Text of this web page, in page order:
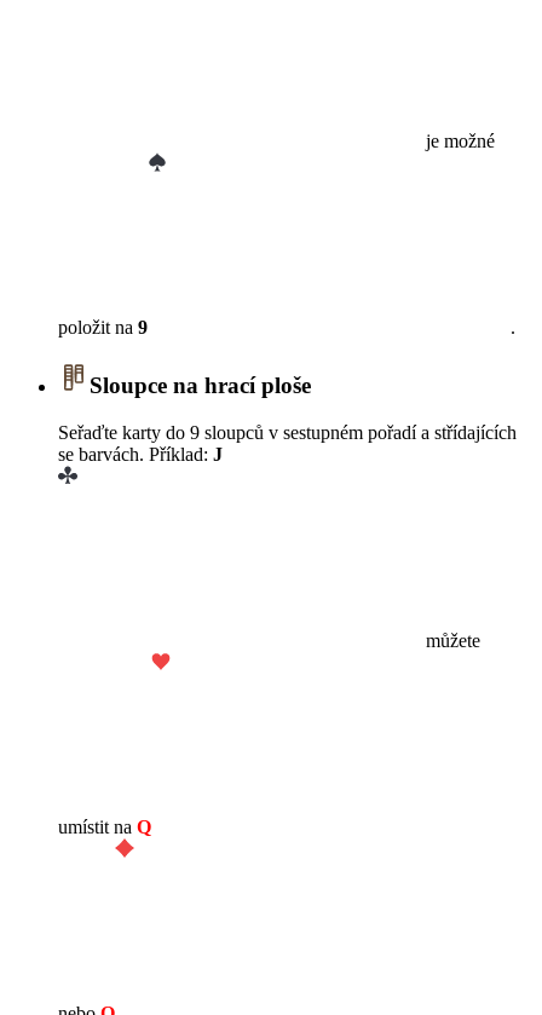
je možné
položit na 9 .
Sloupce na hrací ploše
Seřaďte karty do 9 sloupců v sestupném pořadí a střídajících
se barvách. Příklad: J
můžete
umístit na Q